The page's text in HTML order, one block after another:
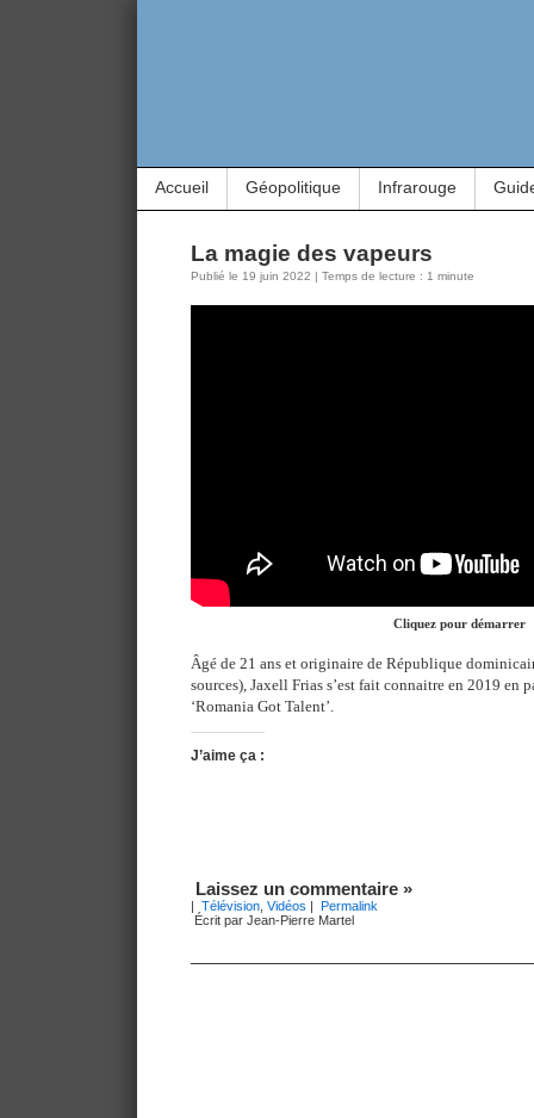
Accueil Géopolitique Infrarouge
La magie des vapeurs
Publié le 19 juin 2022 | Temps de lecture : 1 minute
Cliquez pour démarrer
Âgé de 21 ans et originaire de République
sources), Jaxell Frias s’est fait connaitre en 2019 en
‘Romania Got Talent’.
J’aime ça :
Laissez un commentaire »
Télévision Vidéos
Permalink
Écrit par Jean-Pierre Martel